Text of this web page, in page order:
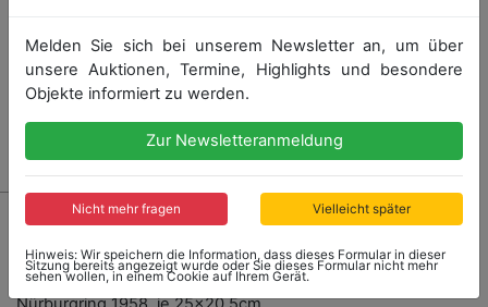
497 - FERRARI
Detailaufnahmen Motor, Bremse, Hinterachse des
Ferrari 246 Dino F1, Rückseite beschrieben
Melden Sie sich bei unserem Newsletter an, um über
unsere Auktionen, Termine, Highlights und besondere
Objekte informiert zu werden.
Zur Newsletteranmeldung
Nicht mehr fragen Vielleicht später
Hinweis: Wir speichern die Information, dass dieses Formular in dieser
Sitzung bereits angezeigt wurde oder Sie dieses Formular nicht mehr
sehen wollen, in einem Cookie auf Ihrem Gerät.